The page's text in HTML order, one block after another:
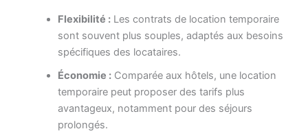
Flexibilité :Les contrats de location temporaire
sont souvent plus souples, adaptés aux besoins
spécifiques des locataires.
Économie :Comparée aux hôtels, une location
temporaire peut proposer des tarifs plus
avantageux, notamment pour des séjours
prolongés.